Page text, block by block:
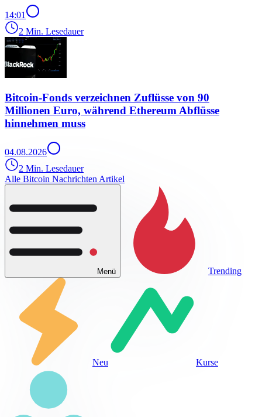
14:01
2 Min. Lesedauer
Bitcoin-Fonds verzeichnen Zuflüsse von 90
Millionen Euro, während Ethereum Abflüsse
hinnehmen muss
04.08.2026
2 Min. Lesedauer
Alle Bitcoin Nachrichten Artikel
Menü Trending
Neu Kurse